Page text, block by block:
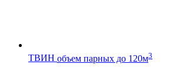
ТВИН объем парных до 120м3